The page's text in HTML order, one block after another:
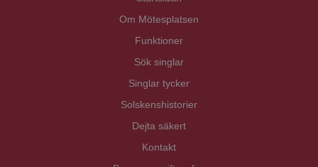
Om Mötesplatsen
Funktioner
Sök singlar
Singlar tycker
Solskenshistorier
Dejta säkert
Kontakt